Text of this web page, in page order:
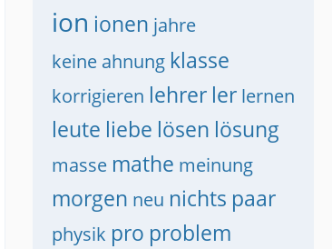
ion ionen jahre
keine ahnung klasse
korrigieren lehrer ler lernen
leute liebe lösen lösung
masse mathe meinung
morgen neu nichts paar
physik pro problem